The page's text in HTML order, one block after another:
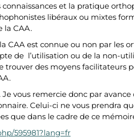
et la pratique
libéraux ou mixtes
la CAA.
CAA est connue ou non par les
de l’utilisation ou de la non-
trouver des moyens facilitateurs
vous remercie donc par
Celui-ci ne vous prendra
que dans le cadre de ce
595981?lang=fr